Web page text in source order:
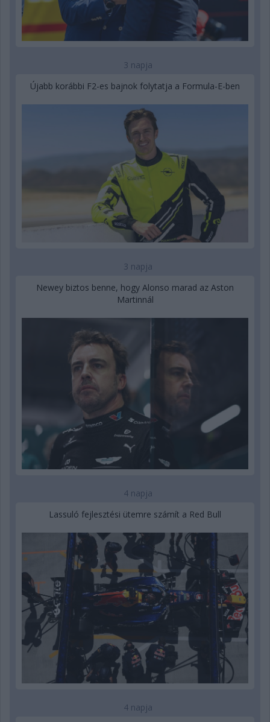
3 napja
Újabb korábbi F2-es bajnok folytatja a Formula-E-ben
3 napja
Newey biztos benne, hogy Alonso marad az Aston
Martinnál
4 napja
Lassuló fejlesztési ütemre számít a Red Bull
4 napja